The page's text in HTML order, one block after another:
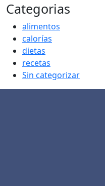
Categorias
alimentos
calorías
dietas
recetas
Sin categorizar